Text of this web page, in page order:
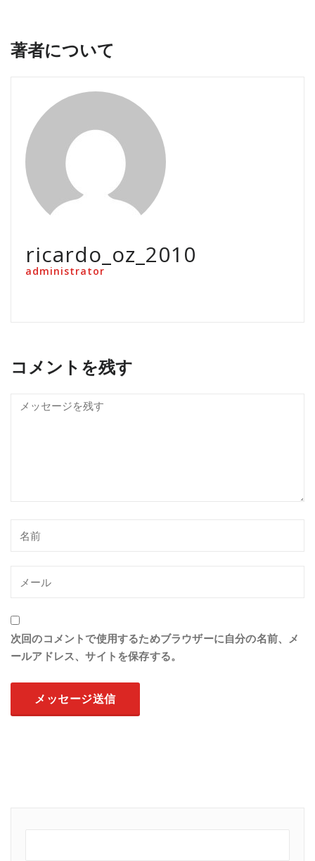
著者について
ricardo_oz_2010
administrator
コメントを残す
次回のコメントで使用するためブラウザーに自分の名前、メ
ールアドレス、サイトを保存する。